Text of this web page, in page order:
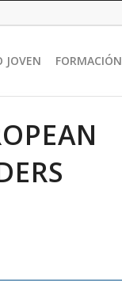
JOVEN FORMACIÓN